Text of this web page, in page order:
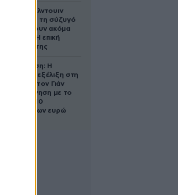
Ο Άλεκ Μπάλντουιν
ζήτησε από τη σύζυγό
του να κάνουν ακόμα
ένα παιδί – Η επική
αντίδρασή της
Αθηνά Ωνάση: Η
απρόσμενη εξέλιξη στη
διαμάχη με τον Γιάν
Τοπς – Η κίνηση με το
άλογο των 10
εκατομμυρίων ευρώ